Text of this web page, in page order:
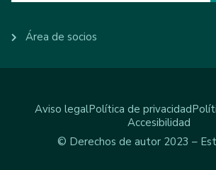
Área de socios
Aviso legalPolítica de privacidad
Accesibilidad
© Derechos de autor 2023 –